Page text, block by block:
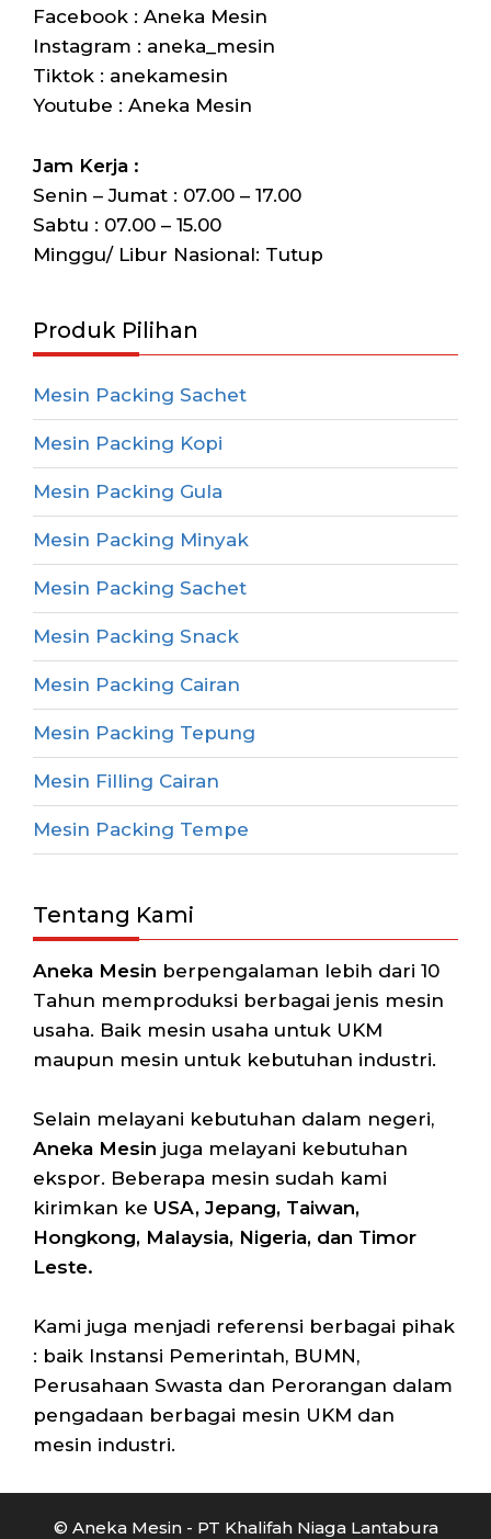
Facebook : Aneka Mesin
Instagram : aneka_mesin
Tiktok : anekamesin
Youtube : Aneka Mesin
Jam Kerja :
Senin – Jumat : 07.00 – 17.00
Sabtu : 07.00 – 15.00
Minggu/ Libur Nasional: Tutup
Produk Pilihan
Mesin Packing Sachet
Mesin Packing Kopi
Mesin Packing Gula
Mesin Packing Minyak
Mesin Packing Sachet
Mesin Packing Snack
Mesin Packing Cairan
Mesin Packing Tepung
Mesin Filling Cairan
Mesin Packing Tempe
Tentang Kami
Aneka Mesin berpengalaman lebih dari 10
Tahun memproduksi berbagai jenis mesin
usaha. Baik mesin usaha untuk UKM
maupun mesin untuk kebutuhan industri.
Selain melayani kebutuhan dalam negeri,
Aneka Mesin juga melayani kebutuhan
ekspor. Beberapa mesin sudah kami
kirimkan ke USA, Jepang, Taiwan,
Hongkong, Malaysia, Nigeria, dan Timor
Leste.
Kami juga menjadi referensi berbagai pihak
: baik Instansi Pemerintah, BUMN,
Perusahaan Swasta dan Perorangan dalam
pengadaan berbagai mesin UKM dan
mesin industri.
© Aneka Mesin - PT Khalifah Niaga Lantabura